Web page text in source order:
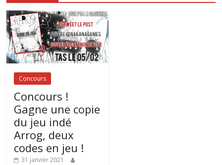
Concours
Concours !
Gagne une copie
du jeu indé
Arrog, deux
codes en jeu !
31 janvier 2021